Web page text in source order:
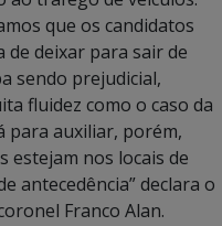
que os candidatos
deixar para sair de
sendo prejudicial,
fluidez como o caso da
para auxiliar, porém,
estejam nos locais de
antecedência” declara o
Franco Alan.